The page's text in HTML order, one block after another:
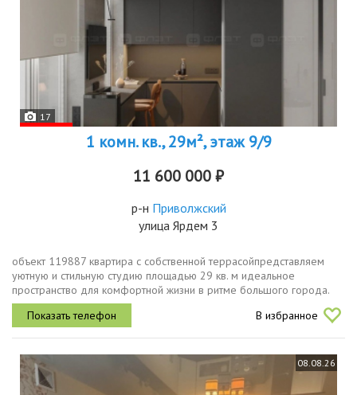
17
1 комн. кв., 29м², этаж 9/9
11 600 000 ₽
р-н Приволжский
улица Ярдем 3
объект 119887 квартира с собственной террасойпредставляем
уютную и стильную студию площадью 29 кв. м идеальное
пространство для комфортной жизни в ритме большого города.
главная фишка квартиры панорамные окна их здесь три, и они
наполняют комнату...
В избранное
08.08.26